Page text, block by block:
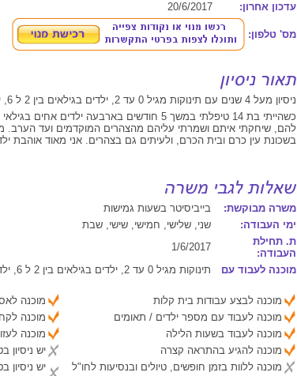
עדכון אחרון:
20/6/2017
מס' טלפון:
ניסיון מעל 4 שנים עם תינוקות מגיל 0 עד 2, ילדים בגילאים בין 2 ל 6, ילדים מעל גיל 6
להם, שיחקתי איתם ושמרתי עליהם מהצהרים המוקדמים ועד הערב.
בשכונת עין כרם ובית הכרם, ולעיתים גם בצהרים. אני מאוד אוהבת
משרה מבוקשת:
בייביסיטר בשעות גמישות
ימי העבודה:
שני, שלישי, חמישי, שישי, שבת
ת. תחילת
העבודה:
1/6/2017
מוכנה לעבוד עם
תינוקות מגיל 0 עד 2, ילדים בגילאים בין 2 ל 6, ילדים מעל גיל 6
מוכנה לבצע עבודות בית קלות
מוכנה לעבוד עם מספר ילדים / תאומים
מוכנה לעבוד בשעות הלילה
מוכנה להגיע בהתראה קצרה
מוכנה ללוות בזמן חופשים, טיולים ובנסיעות לחו"ל
מוכנה
מוכנה
מוכנה
יש ניסיון
יש ניסיון